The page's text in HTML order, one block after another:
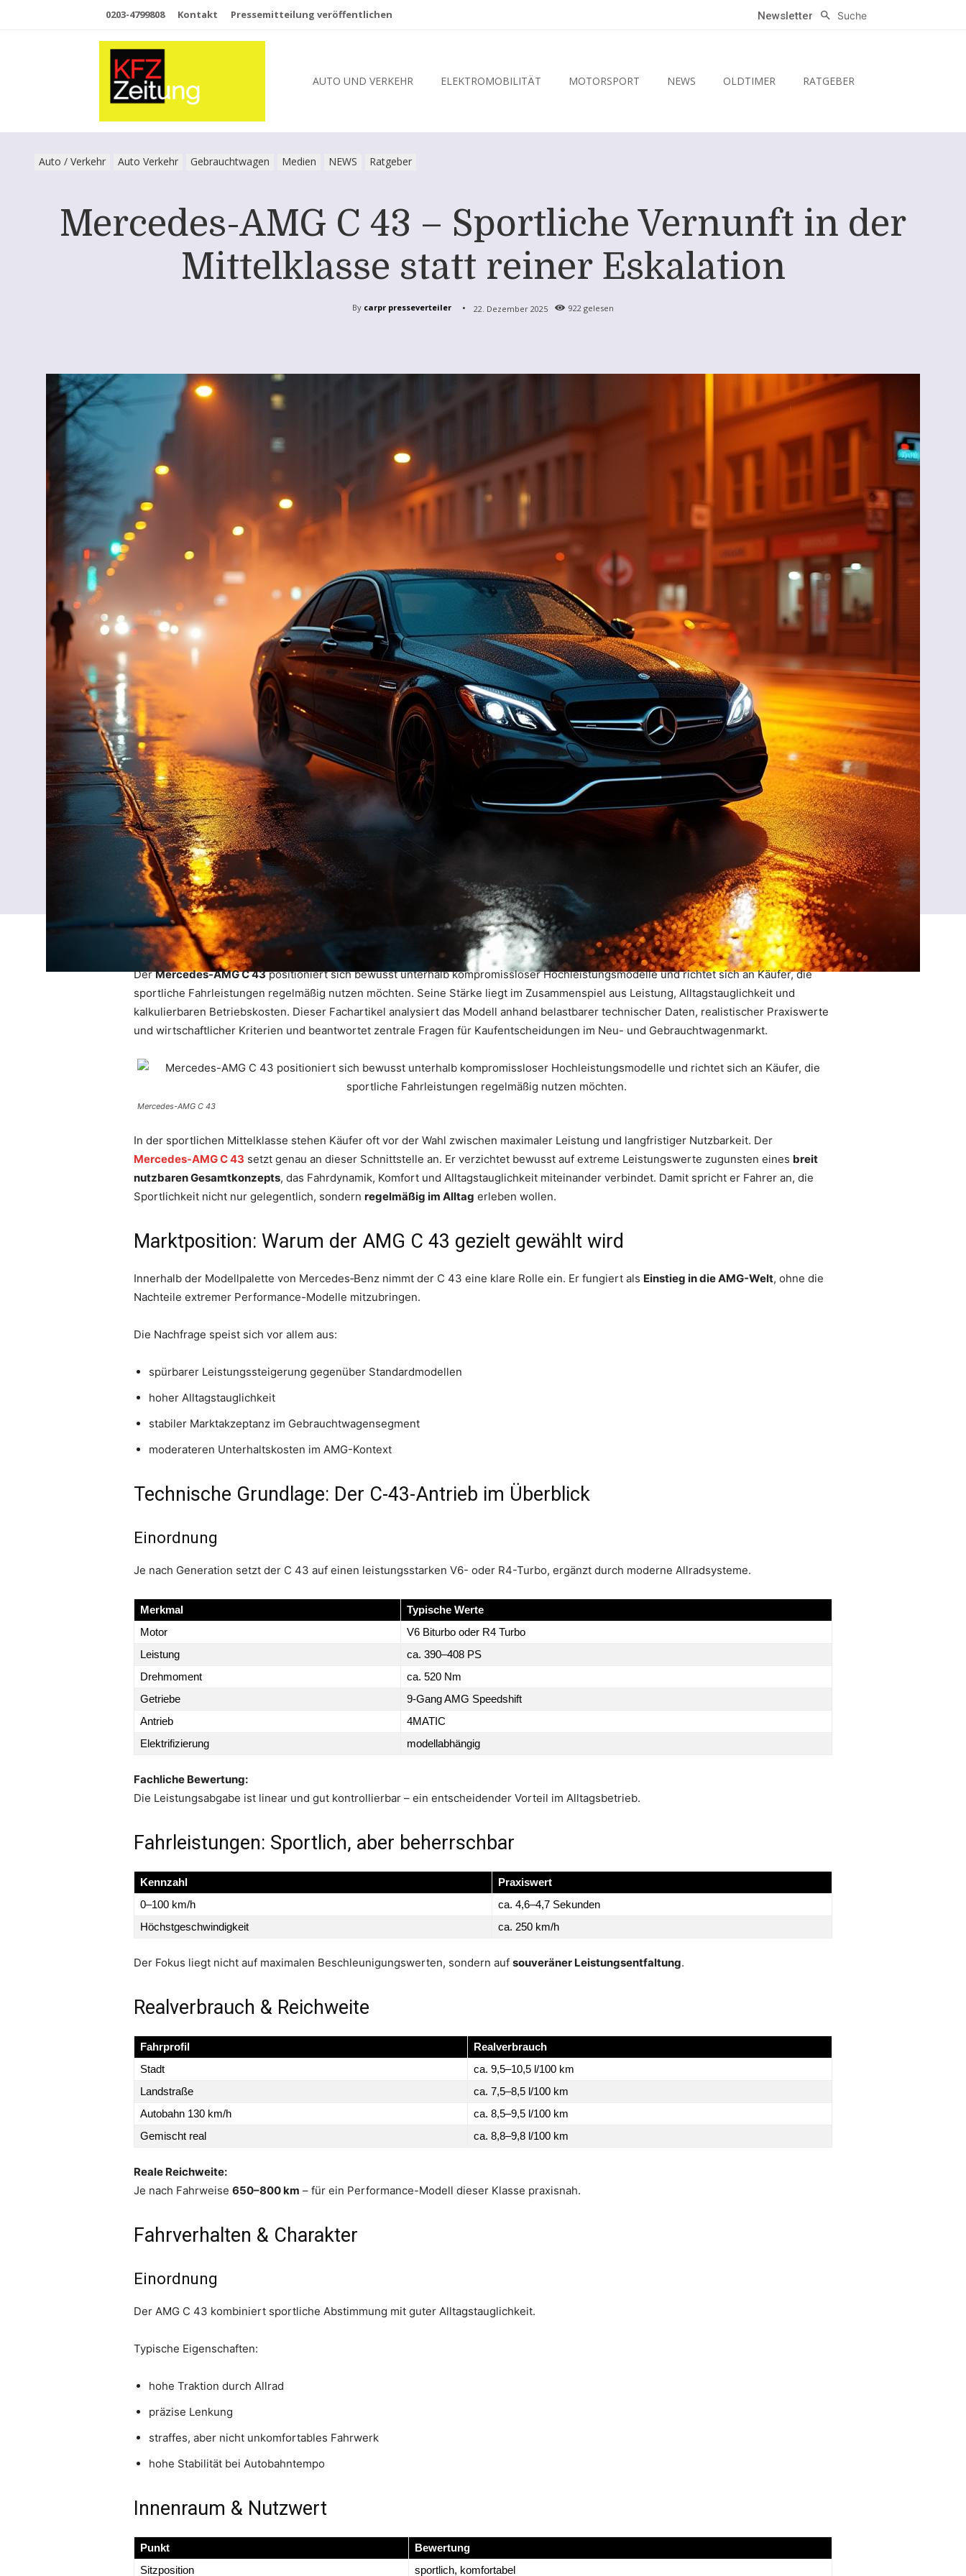
0203-4799808 Kontakt Pressemitteilung veröffentlichen Newsletter Suche
AUTO UND VERKEHR ELEKTROMOBILITÄT MOTORSPORT NEWS OLDTIMER RATGEBER
Auto / Verkehr Auto Verkehr Gebrauchtwagen Medien NEWS Ratgeber
Mercedes-AMG C 43 – Sportliche Vernunft in der
Mittelklasse statt reiner Eskalation
By carpr presseverteiler 22. Dezember 2025 922 gelesen
DerMercedes-AMG C 43positioniert sich bewusst unterhalb kompromissloser Hochleistungsmodelle und richtet sich an Käufer, die
sportliche Fahrleistungen regelmäßig nutzen möchten. Seine Stärke liegt im Zusammenspiel aus Leistung, Alltagstauglichkeit und
kalkulierbaren Betriebskosten. Dieser Fachartikel analysiert das Modell anhand belastbarer technischer Daten, realistischer Praxiswerte
und wirtschaftlicher Kriterien und beantwortet zentrale Fragen für Kaufentscheidungen im Neu- und Gebrauchtwagenmarkt.
Mercedes-AMG C 43
In der sportlichen Mittelklasse stehen Käufer oft vor der Wahl zwischen maximaler Leistung und langfristiger Nutzbarkeit. Der
Mercedes-AMG C 43 setzt genau an dieser Schnittstelle an. Er verzichtet bewusst auf extreme Leistungswerte zugunsten eines breit
nutzbaren Gesamtkonzepts, das Fahrdynamik, Komfort und Alltagstauglichkeit miteinander verbindet. Damit spricht er Fahrer an, die
Sportlichkeit nicht nur gelegentlich, sondern regelmäßig im Alltag erleben wollen.
Marktposition: Warum der AMG C 43 gezielt gewählt wird
Innerhalb der Modellpalette von Mercedes‑Benz nimmt der C 43 eine klare Rolle ein. Er fungiert als Einstieg in die AMG-Welt, ohne die
Nachteile extremer Performance-Modelle mitzubringen.
Die Nachfrage speist sich vor allem aus:
spürbarer Leistungssteigerung gegenüber Standardmodellen
hoher Alltagstauglichkeit
stabiler Marktakzeptanz im Gebrauchtwagensegment
moderateren Unterhaltskosten im AMG-Kontext
Technische Grundlage: Der C-43-Antrieb im Überblick
Einordnung
Je nach Generation setzt der C 43 auf einen leistungsstarken V6- oder R4-Turbo, ergänzt durch moderne Allradsysteme.
Merkmal
Typische Werte
Motor
V6 Biturbo oder R4 Turbo
Leistung
ca. 390–408 PS
Drehmoment
ca. 520 Nm
Getriebe
9-Gang AMG Speedshift
Antrieb
4MATIC
Elektrifizierung
modellabhängig
Fachliche Bewertung:
Die Leistungsabgabe ist linear und gut kontrollierbar – ein entscheidender Vorteil im Alltagsbetrieb.
Fahrleistungen: Sportlich, aber beherrschbar
Kennzahl
Praxiswert
0–100 km/h
ca. 4,6–4,7 Sekunden
Höchstgeschwindigkeit
ca. 250 km/h
Der Fokus liegt nicht auf maximalen Beschleunigungswerten, sondern auf souveräner Leistungsentfaltung.
Realverbrauch & Reichweite
Fahrprofil
Realverbrauch
Stadt
ca. 9,5–10,5 l/100 km
Landstraße
ca. 7,5–8,5 l/100 km
Autobahn 130 km/h
ca. 8,5–9,5 l/100 km
Gemischt real
ca. 8,8–9,8 l/100 km
Reale Reichweite:
Je nach Fahrweise 650–800 km – für ein Performance-Modell dieser Klasse praxisnah.
Fahrverhalten & Charakter
Einordnung
Der AMG C 43 kombiniert sportliche Abstimmung mit guter Alltagstauglichkeit.
Typische Eigenschaften:
hohe Traktion durch Allrad
präzise Lenkung
straffes, aber nicht unkomfortables Fahrwerk
hohe Stabilität bei Autobahntempo
Innenraum & Nutzwert
Punkt
Bewertung
Sitzposition
sportlich, komfortabel